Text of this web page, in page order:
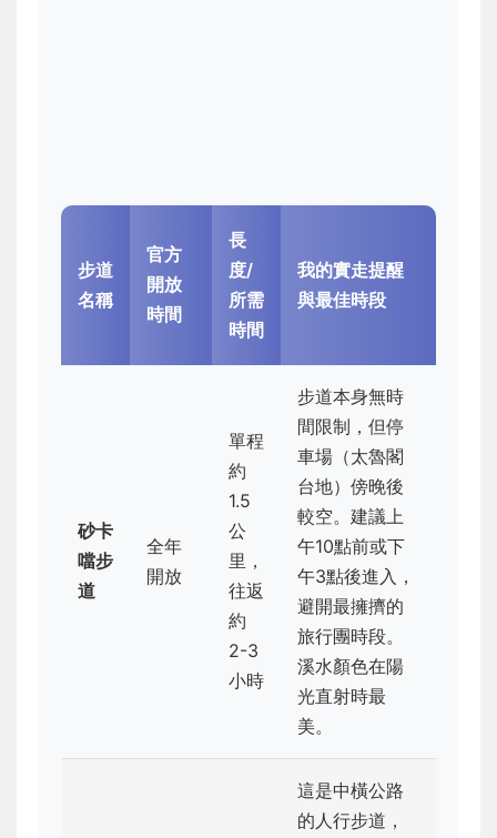
步道
名稱
官方
開放
時間
長
度/
所需
時間
我的實走提醒
與最佳時段
砂卡
噹步
道
全年
開放
單程
約
1.5
公
里，
往返
約
2-3
小時
步道本身無時
間限制，但停
車場（太魯閣
台地）傍晚後
較空。建議上
午10點前或下
午3點後進入，
避開最擁擠的
旅行團時段。
溪水顏色在陽
光直射時最
美。
這是中橫公路
的人行步道，